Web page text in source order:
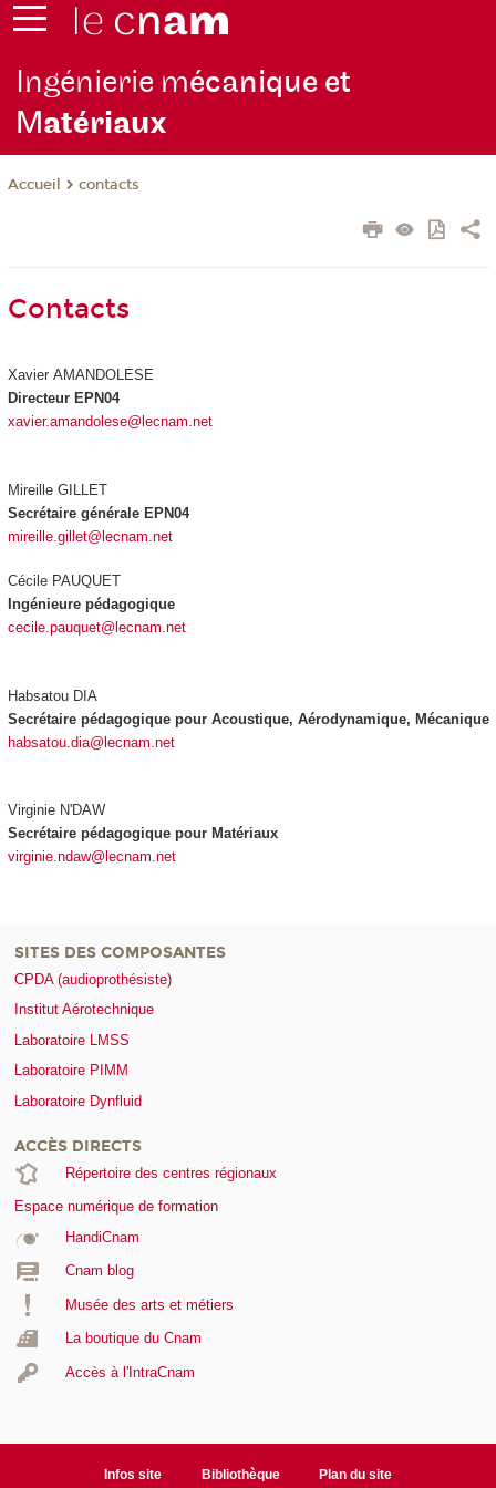
Ingénierie mécanique et
Matériaux
Accueil contacts
Contacts
Xavier AMANDOLESE
Directeur EPN04
xavier.amandolese@lecnam.net
Mireille GILLET
Secrétaire générale EPN04
mireille.gillet@lecnam.net
Cécile PAUQUET
Ingénieure pédagogique
cecile.pauquet@lecnam.net
Habsatou DIA
Secrétaire pédagogique pour Acoustique, Aérodynamique, Mécanique
habsatou.dia@lecnam.net
Virginie N'DAW
Secrétaire pédagogique pour Matériaux
virginie.ndaw@lecnam.net
SITES DES COMPOSANTES
CPDA (audioprothésiste)
Institut Aérotechnique
Laboratoire LMSS
Laboratoire PIMM
Laboratoire Dynfluid
ACCÈS DIRECTS
Répertoire des centres régionaux
Espace numérique de formation
HandiCnam
Cnam blog
Musée des arts et métiers
La boutique du Cnam
Accès à l'IntraCnam
Infos site Bibliothèque Plan du site